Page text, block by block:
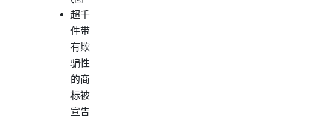
超千
件带
有欺
骗性
的商
标被
宣告